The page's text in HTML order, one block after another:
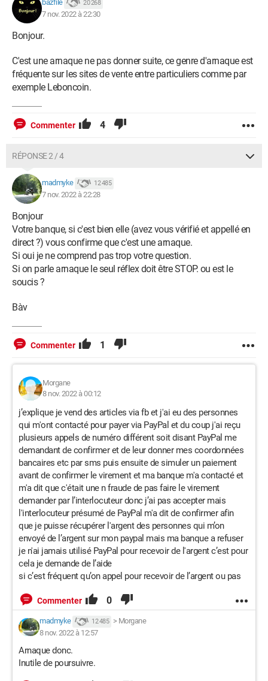
bazfile 20 268
7 nov. 2022 à 22:30
Bonjour.
C'est une arnaque ne pas donner suite, ce genre d'arnaque est
fréquente sur les sites de vente entre particuliers comme par
exemple Leboncoin.
Commenter 4
RÉPONSE 2 / 4
madmyke 12 485
7 nov. 2022 à 22:28
Bonjour
Votre banque, si c'est bien elle (avez vous vérifié et appellé en
direct ?) vous confirme que c'est une arnaque.
Si oui je ne comprend pas trop votre question.
Si on parle arnaque le seul réflex doit être STOP. ou est le
soucis ?
Bàv
Commenter 1
Morgane
8 nov. 2022 à 00:12
j’explique je vend des articles via fb et j'ai eu des personnes
qui m'ont contacté pour payer via PayPal et du coup j'ai reçu
plusieurs appels de numéro différent soit disant PayPal me
demandant de confirmer et de leur donner mes coordonnées
bancaires etc par sms puis ensuite de simuler un paiement
avant de confirmer le virement et ma banque m'a contacté et
m'a dit que c'était une n fraude de pas faire le virement
demander par l’interlocuteur donc j’ai pas accepter mais
l'interlocuteur présumé de PayPal m'a dit de confirmer afin
que je puisse récupérer l'argent des personnes qui m’on
envoyé de l’argent sur mon paypal mais ma banque a refuser
je n'ai jamais utilisé PayPal pour recevoir de l'argent c’est pour
cela je demande de l’aide
si c’est fréquent qu’on appel pour recevoir de l’argent ou pas
Commenter 0
madmyke 12 485 > Morgane
8 nov. 2022 à 12:57
Arnaque donc.
Inutile de poursuivre.